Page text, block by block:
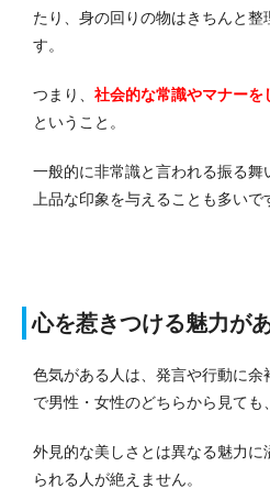
たり、身の回りの物はきちんと整
す。
つまり、 社会的な常識やマナーを
ということ。
一般的に非常識と言われる振る
上品な印象を与えることも多いで
心を惹きつける魅力が
色気がある人は、発言や行動に
で男性・女性のどちらから見ても
外見的な美しさとは異なる魅力に
られる人が絶えません。